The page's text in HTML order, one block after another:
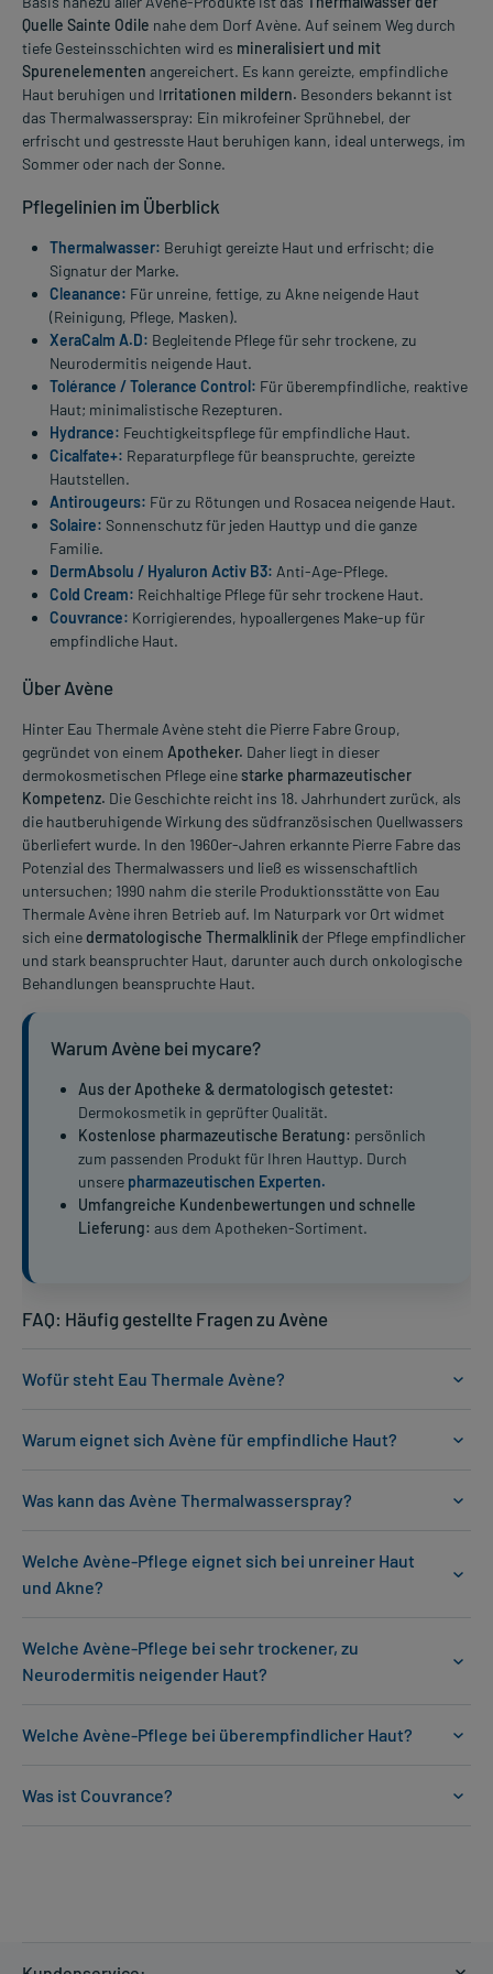
Quelle Sainte Odile nahe dem Dorf Avène. Auf seinem Weg durch
tiefe Gesteinsschichten wird es mineralisiert und mit
Spurenelementen angereichert. Es kann gereizte, empfindliche
Haut beruhigen und Irritationen mildern. Besonders bekannt ist
das Thermalwasserspray: Ein mikrofeiner Sprühnebel, der
erfrischt und gestresste Haut beruhigen kann, ideal unterwegs, im
Sommer oder nach der Sonne.
Pflegelinien im Überblick
Thermalwasser: Beruhigt gereizte Haut und erfrischt; die
Signatur der Marke.
Cleanance: Für unreine, fettige, zu Akne neigende Haut
(Reinigung, Pflege, Masken).
XeraCalm A.D: Begleitende Pflege für sehr trockene, zu
Neurodermitis neigende Haut.
Tolérance / Tolerance Control: Für überempfindliche, reaktive
Haut; minimalistische Rezepturen.
Hydrance: Feuchtigkeitspflege für empfindliche Haut.
Cicalfate+: Reparaturpflege für beanspruchte, gereizte
Hautstellen.
Antirougeurs: Für zu Rötungen und Rosacea neigende Haut.
Solaire: Sonnenschutz für jeden Hauttyp und die ganze
Familie.
DermAbsolu / Hyaluron Activ B3: Anti-Age-Pflege.
Cold Cream: Reichhaltige Pflege für sehr trockene Haut.
Couvrance: Korrigierendes, hypoallergenes Make-up für
empfindliche Haut.
Über Avène
Hinter Eau Thermale Avène steht die Pierre Fabre Group,
gegründet von einem Apotheker. Daher liegt in dieser
dermokosmetischen Pflege einestarke pharmazeutischer
Kompetenz. Die Geschichte reicht ins 18. Jahrhundert zurück, als
die hautberuhigende Wirkung des südfranzösischen Quellwassers
überliefert wurde. In den 1960er-Jahren erkannte Pierre Fabre das
Potenzial des Thermalwassers und ließ es wissenschaftlich
untersuchen; 1990 nahm die sterile Produktionsstätte von Eau
Thermale Avène ihren Betrieb auf. Im Naturpark vor Ort widmet
sich eine dermatologische Thermalklinik der Pflege empfindlicher
und stark beanspruchter Haut, darunter auch durch onkologische
Behandlungen beanspruchte Haut.
Warum Avène bei mycare?
Aus der Apotheke & dermatologisch getestet:
Dermokosmetik in geprüfter Qualität.
Kostenlose pharmazeutische Beratung: persönlich
zum passenden Produkt für Ihren Hauttyp. Durch
unsere pharmazeutischen Experten.
Umfangreiche Kundenbewertungen und schnelle
Lieferung: aus dem Apotheken-Sortiment.
FAQ: Häufig gestellte Fragen zu Avène
Wofür steht Eau Thermale Avène?
Warum eignet sich Avène für empfindliche Haut?
Was kann das Avène Thermalwasserspray?
Welche Avène-Pflege eignet sich bei unreiner Haut
und Akne?
Welche Avène-Pflege bei sehr trockener, zu
Neurodermitis neigender Haut?
Welche Avène-Pflege bei überempfindlicher Haut?
Was ist Couvrance?